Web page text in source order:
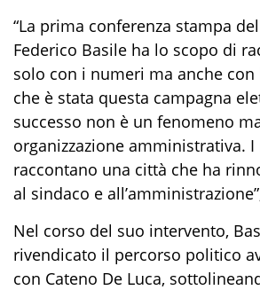
“La prima conferenza stampa
Federico Basile ha lo scopo di
solo con i numeri ma anche
che è stata questa campagna
successo non è un fenomeno
organizzazione amministrativa. I
raccontano una città che ha
al sindaco e
Nel corso del suo intervento,
rivendicato il percorso politico
con Cateno De Luca,